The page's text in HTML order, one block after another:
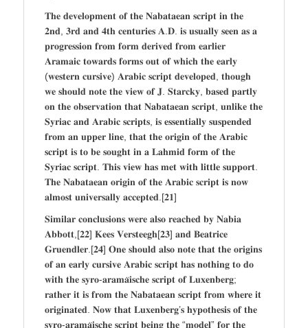
𝐓𝐡𝐞 𝐝𝐞𝐯𝐞𝐥𝐨𝐩𝐦𝐞𝐧𝐭 𝐨𝐟 𝐭𝐡𝐞 𝐍𝐚𝐛𝐚𝐭𝐚𝐞𝐚𝐧 𝐬𝐜𝐫𝐢𝐩𝐭 𝐢𝐧 𝐭𝐡𝐞
𝟐𝐧𝐝, 𝟑𝐫𝐝 𝐚𝐧𝐝 𝟒𝐭𝐡 𝐜𝐞𝐧𝐭𝐮𝐫𝐢𝐞𝐬 𝐀.𝐃. 𝐢𝐬 𝐮𝐬𝐮𝐚𝐥𝐥𝐲 𝐬𝐞𝐞𝐧 𝐚𝐬 𝐚
𝐩𝐫𝐨𝐠𝐫𝐞𝐬𝐬𝐢𝐨𝐧 𝐟𝐫𝐨𝐦 𝐟𝐨𝐫𝐦 𝐝𝐞𝐫𝐢𝐯𝐞𝐝 𝐟𝐫𝐨𝐦 𝐞𝐚𝐫𝐥𝐢𝐞𝐫
𝐀𝐫𝐚𝐦𝐚𝐢𝐜 𝐭𝐨𝐰𝐚𝐫𝐝𝐬 𝐟𝐨𝐫𝐦𝐬 𝐨𝐮𝐭 𝐨𝐟 𝐰𝐡𝐢𝐜𝐡 𝐭𝐡𝐞 𝐞𝐚𝐫𝐥𝐲
(𝐰𝐞𝐬𝐭𝐞𝐫𝐧 𝐜𝐮𝐫𝐬𝐢𝐯𝐞) 𝐀𝐫𝐚𝐛𝐢𝐜 𝐬𝐜𝐫𝐢𝐩𝐭 𝐝𝐞𝐯𝐞𝐥𝐨𝐩𝐞𝐝, 𝐭𝐡𝐨𝐮𝐠𝐡
𝐰𝐞 𝐬𝐡𝐨𝐮𝐥𝐝 𝐧𝐨𝐭𝐞 𝐭𝐡𝐞 𝐯𝐢𝐞𝐰 𝐨𝐟 𝐉. 𝐒𝐭𝐚𝐫𝐜𝐤𝐲, 𝐛𝐚𝐬𝐞𝐝 𝐩𝐚𝐫𝐭𝐥𝐲
𝐨𝐧 𝐭𝐡𝐞 𝐨𝐛𝐬𝐞𝐫𝐯𝐚𝐭𝐢𝐨𝐧 𝐭𝐡𝐚𝐭 𝐍𝐚𝐛𝐚𝐭𝐚𝐞𝐚𝐧 𝐬𝐜𝐫𝐢𝐩𝐭, 𝐮𝐧𝐥𝐢𝐤𝐞 𝐭𝐡𝐞
𝐒𝐲𝐫𝐢𝐚𝐜 𝐚𝐧𝐝 𝐀𝐫𝐚𝐛𝐢𝐜 𝐬𝐜𝐫𝐢𝐩𝐭𝐬, 𝐢𝐬 𝐞𝐬𝐬𝐞𝐧𝐭𝐢𝐚𝐥𝐥𝐲 𝐬𝐮𝐬𝐩𝐞𝐧𝐝𝐞𝐝
𝐟𝐫𝐨𝐦 𝐚𝐧 𝐮𝐩𝐩𝐞𝐫 𝐥𝐢𝐧𝐞, 𝐭𝐡𝐚𝐭 𝐭𝐡𝐞 𝐨𝐫𝐢𝐠𝐢𝐧 𝐨𝐟 𝐭𝐡𝐞 𝐀𝐫𝐚𝐛𝐢𝐜
𝐬𝐜𝐫𝐢𝐩𝐭 𝐢𝐬 𝐭𝐨 𝐛𝐞 𝐬𝐨𝐮𝐠𝐡𝐭 𝐢𝐧 𝐚 𝐋𝐚𝐡𝐦𝐢𝐝 𝐟𝐨𝐫𝐦 𝐨𝐟 𝐭𝐡𝐞
𝐒𝐲𝐫𝐢𝐚𝐜 𝐬𝐜𝐫𝐢𝐩𝐭. 𝐓𝐡𝐢𝐬 𝐯𝐢𝐞𝐰 𝐡𝐚𝐬 𝐦𝐞𝐭 𝐰𝐢𝐭𝐡 𝐥𝐢𝐭𝐭𝐥𝐞 𝐬𝐮𝐩𝐩𝐨𝐫𝐭.
𝐓𝐡𝐞 𝐍𝐚𝐛𝐚𝐭𝐚𝐞𝐚𝐧 𝐨𝐫𝐢𝐠𝐢𝐧 𝐨𝐟 𝐭𝐡𝐞 𝐀𝐫𝐚𝐛𝐢𝐜 𝐬𝐜𝐫𝐢𝐩𝐭 𝐢𝐬 𝐧𝐨𝐰
𝐚𝐥𝐦𝐨𝐬𝐭 𝐮𝐧𝐢𝐯𝐞𝐫𝐬𝐚𝐥𝐥𝐲 𝐚𝐜𝐜𝐞𝐩𝐭𝐞𝐝.[𝟐𝟏]
𝐒𝐢𝐦𝐢𝐥𝐚𝐫 𝐜𝐨𝐧𝐜𝐥𝐮𝐬𝐢𝐨𝐧𝐬 𝐰𝐞𝐫𝐞 𝐚𝐥𝐬𝐨 𝐫𝐞𝐚𝐜𝐡𝐞𝐝 𝐛𝐲 𝐍𝐚𝐛𝐢𝐚
𝐀𝐛𝐛𝐨𝐭𝐭,[𝟐𝟐] 𝐊𝐞𝐞𝐬 𝐕𝐞𝐫𝐬𝐭𝐞𝐞𝐠𝐡[𝟐𝟑] 𝐚𝐧𝐝 𝐁𝐞𝐚𝐭𝐫𝐢𝐜𝐞
𝐆𝐫𝐮𝐞𝐧𝐝𝐥𝐞𝐫.[𝟐𝟒] 𝐎𝐧𝐞 𝐬𝐡𝐨𝐮𝐥𝐝 𝐚𝐥𝐬𝐨 𝐧𝐨𝐭𝐞 𝐭𝐡𝐚𝐭 𝐭𝐡𝐞 𝐨𝐫𝐢𝐠𝐢𝐧𝐬
𝐨𝐟 𝐚𝐧 𝐞𝐚𝐫𝐥𝐲 𝐜𝐮𝐫𝐬𝐢𝐯𝐞 𝐀𝐫𝐚𝐛𝐢𝐜 𝐬𝐜𝐫𝐢𝐩𝐭 𝐡𝐚𝐬 𝐧𝐨𝐭𝐡𝐢𝐧𝐠 𝐭𝐨 𝐝𝐨
𝐰𝐢𝐭𝐡 𝐭𝐡𝐞 𝐬𝐲𝐫𝐨-𝐚𝐫𝐚𝐦𝐚̈𝐢𝐬𝐜𝐡𝐞 𝐬𝐜𝐫𝐢𝐩𝐭 𝐨𝐟 𝐋𝐮𝐱𝐞𝐧𝐛𝐞𝐫𝐠;
𝐫𝐚𝐭𝐡𝐞𝐫 𝐢𝐭 𝐢𝐬 𝐟𝐫𝐨𝐦 𝐭𝐡𝐞 𝐍𝐚𝐛𝐚𝐭𝐚𝐞𝐚𝐧 𝐬𝐜𝐫𝐢𝐩𝐭 𝐟𝐫𝐨𝐦 𝐰𝐡𝐞𝐫𝐞 𝐢𝐭
𝐨𝐫𝐢𝐠𝐢𝐧𝐚𝐭𝐞𝐝. 𝐍𝐨𝐰 𝐭𝐡𝐚𝐭 𝐋𝐮𝐱𝐞𝐧𝐛𝐞𝐫𝐠’𝐬 𝐡𝐲𝐩𝐨𝐭𝐡𝐞𝐬𝐢𝐬 𝐨𝐟 𝐭𝐡𝐞
𝐬𝐲𝐫𝐨-𝐚𝐫𝐚𝐦𝐚̈𝐢𝐬𝐜𝐡𝐞 𝐬𝐜𝐫𝐢𝐩𝐭 𝐛𝐞𝐢𝐧𝐠 𝐭𝐡𝐞 “𝐦𝐨𝐝𝐞𝐥” 𝐟𝐨𝐫 𝐭𝐡𝐞